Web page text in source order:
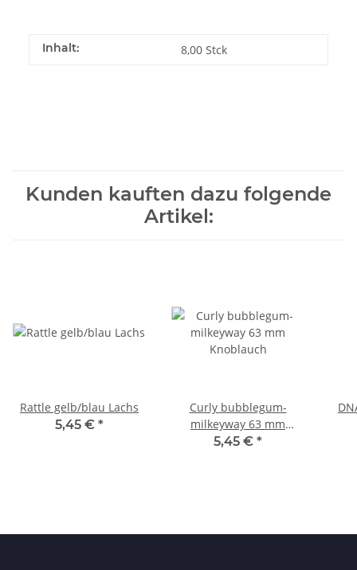
Inhalt: 8,00 Stck
Kunden kauften dazu folgende
Artikel:
Rattle gelb/blau Lachs
5,45 € *
Curly bubblegum-
milkeyway 63 mm
Knoblauch
5,45 € *